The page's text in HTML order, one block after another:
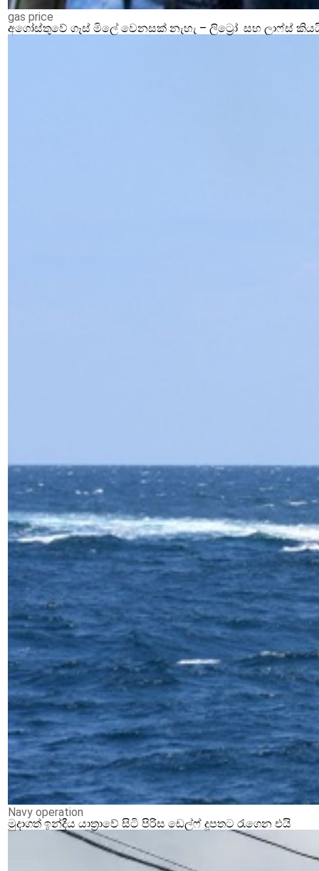
gas price
අගෝස්තුවේ ගෑස් මිලේ වෙනසක් නැහැ – ලිට්‍රෝ සහ ලාෆ්ස්
Navy operation
මුදාගත් ඉන්දීය යාත්‍රාවේ සිටි පිරිස ඩෙල්ෆ් දූපතට රැගෙන එයි